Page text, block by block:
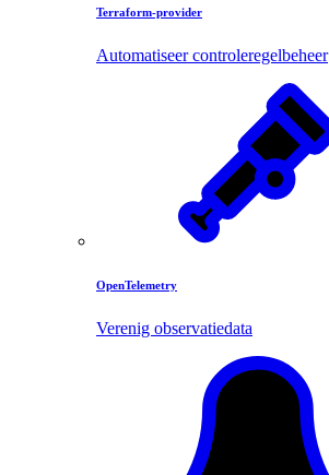
Terraform-provider
Automatiseer controleregelbeheer
OpenTelemetry
Verenig observatiedata